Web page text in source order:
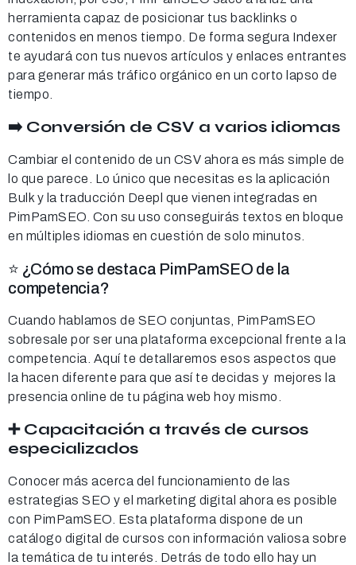
herramienta capaz de posicionar tus backlinks o
contenidos en menos tiempo. De forma segura Indexer
te ayudará con tus nuevos artículos y enlaces entrantes
para generar más tráfico orgánico en un corto lapso de
tiempo.
➡️ Conversión de CSV a varios idiomas
Cambiar el contenido de un CSV ahora es más simple de
lo que parece. Lo único que necesitas es la aplicación
Bulk y la traducción Deepl que vienen integradas en
PimPamSEO. Con su uso conseguirás textos en bloque
en múltiples idiomas en cuestión de solo minutos.
⭐ ¿Cómo se destaca PimPamSEO de la
competencia?
Cuando hablamos de SEO conjuntas, PimPamSEO
sobresale por ser una plataforma excepcional frente a la
competencia. Aquí te detallaremos esos aspectos que
la hacen diferente para que así te decidas y mejores la
presencia online de tu página web hoy mismo.
➕ Capacitación a través de cursos
especializados
Conocer más acerca del funcionamiento de las
estrategias SEO y el marketing digital ahora es posible
con PimPamSEO. Esta plataforma dispone de un
catálogo digital de cursos con información valiosa sobre
la temática de tu interés. Detrás de todo ello hay un